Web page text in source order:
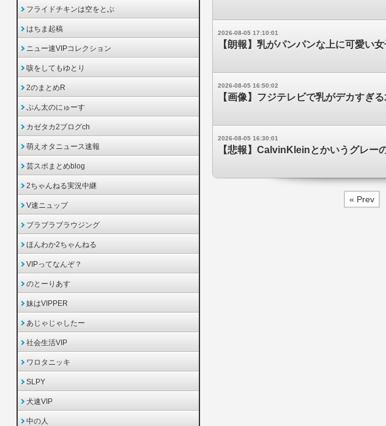
2026-08-05 17:10:01
【朗報】乳がパンパンな上に可愛い
2026-08-05 16:50:02
【画像】フジテレビで乳がデカすぎ
2026-08-05 16:30:01
【悲報】CalvinKleinとかいうグレー
« Prev
フライドチキンは空をとぶ
はちま起稿
ニュー速VIPコレクション
咳をしてもゆとり
2のまとめR
ぷん太のにゅーす
カゼタカ2ブログch
萌えオタニュース速報
芸スポまとめblog
2ちゃんねる実況中継
V速ニュップ
ブラブラブラウジング
ほんわか2ちゃんねる
VIPってなんぞ？
のとーりあす
妹はVIPPER
あじゃじゃしたー
社会生活VIP
ワロタニッキ
SLPY
犬速VIP
中の人